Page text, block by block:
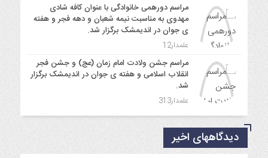
مراسم دورهمی خانوادگی با عنوان کافه شادی
مهدوی به مناسبت نیمه شعبان و دهه فجر و هفته
ی جوان در اندیمشک برگزار شد.
علمدار12
مراسم جشن ولادت امام زمان (عج) و جشن فجر
انقلاب اسلامی و هفته ی جوان در اندیمشک برگزار
شد.
علمدار313
دیدگاههای اخیر